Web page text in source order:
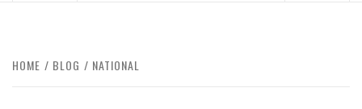
HOME BLOG NATIONAL